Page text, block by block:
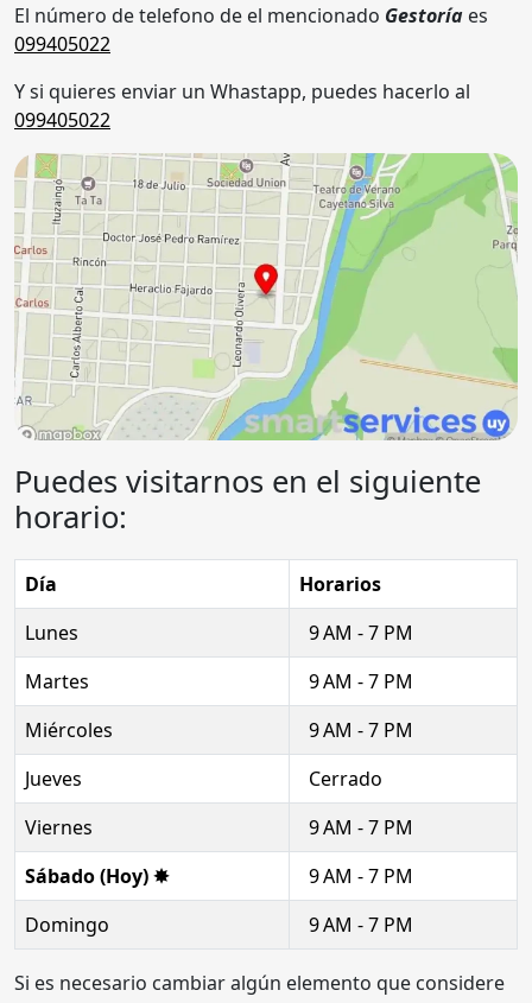
El número de telefono de el mencionado Gestoría es
099405022
Y si quieres enviar un Whastapp, puedes hacerlo al
099405022
Puedes visitarnos en el siguiente
horario:
Día
Horarios
Lunes
9 AM - 7 PM
Martes
9 AM - 7 PM
Miércoles
9 AM - 7 PM
Jueves
Cerrado
Viernes
9 AM - 7 PM
Sábado (Hoy) ✸
9 AM - 7 PM
Domingo
9 AM - 7 PM
Si es necesario cambiar algún elemento que considere